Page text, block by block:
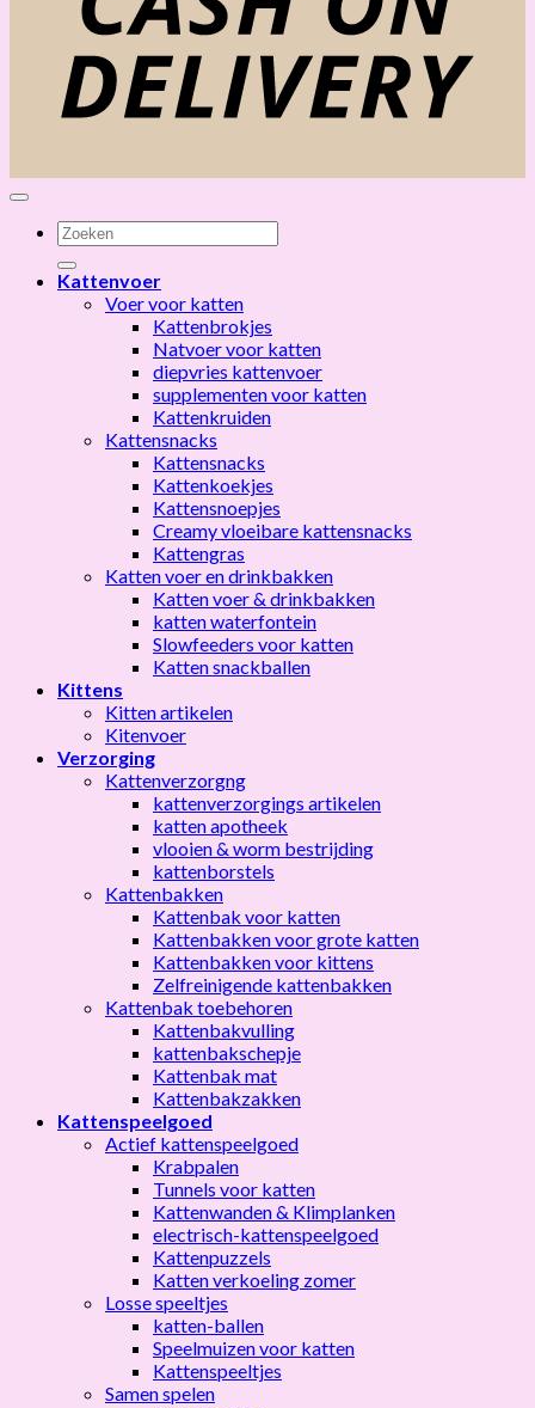
Zoeken
naar:
Kattenvoer
Voer voor katten
Kattenbrokjes
Natvoer voor katten
diepvries kattenvoer
supplementen voor katten
Kattenkruiden
Kattensnacks
Kattensnacks
Kattenkoekjes
Kattensnoepjes
Creamy vloeibare kattensnacks
Kattengras
Katten voer en drinkbakken
Katten voer & drinkbakken
katten waterfontein
Slowfeeders voor katten
Katten snackballen
Kittens
Kitten artikelen
Kitenvoer
Verzorging
Kattenverzorgng
kattenverzorgings artikelen
katten apotheek
vlooien & worm bestrijding
kattenborstels
Kattenbakken
Kattenbak voor katten
Kattenbakken voor grote katten
Kattenbakken voor kittens
Zelfreinigende kattenbakken
Kattenbak toebehoren
Kattenbakvulling
kattenbakschepje
Kattenbak mat
Kattenbakzakken
Kattenspeelgoed
Actief kattenspeelgoed
Krabpalen
Tunnels voor katten
Kattenwanden & Klimplanken
electrisch-kattenspeelgoed
Kattenpuzzels
Katten verkoeling zomer
Losse speeltjes
katten-ballen
Speelmuizen voor katten
Kattenspeeltjes
Samen spelen